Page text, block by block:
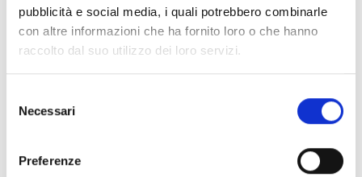
pubblicità e social media, i quali potrebbero combinarle
con altre informazioni che ha fornito loro o che hanno
raccolto dal suo utilizzo dei loro servizi.
delNecessari
Preferenze
Musiche di / Music by / Musik von
Schubert, Grieg, Rubinstein, Satie, Gershwin
Details:
Programma completo della manifestazione o